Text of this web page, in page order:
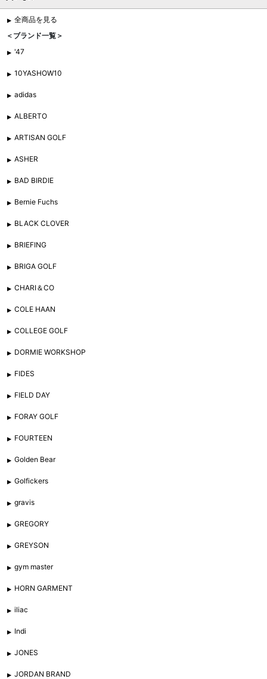
全商品を見る
＜ブランド一覧＞
'47
10YASHOW10
adidas
ALBERTO
ARTISAN GOLF
ASHER
BAD BIRDIE
Bernie Fuchs
BLACK CLOVER
BRIEFING
BRIGA GOLF
CHARI＆CO
COLE HAAN
COLLEGE GOLF
DORMIE WORKSHOP
FIDES
FIELD DAY
FORAY GOLF
FOURTEEN
Golden Bear
Golfickers
gravis
GREGORY
GREYSON
gym master
HORN GARMENT
iliac
Indi
JONES
JORDAN BRAND